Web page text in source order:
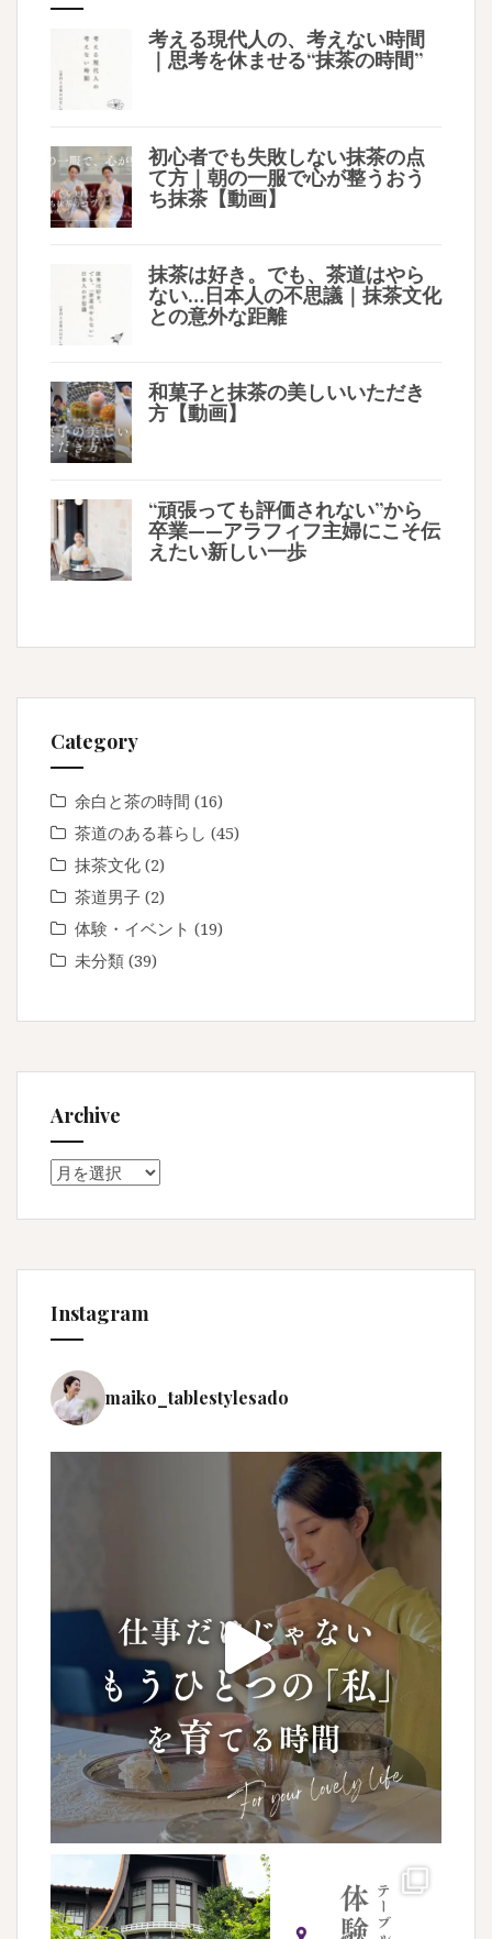
考える現代人の、考えない時間
｜思考を休ませる“抹茶の時間”
初心者でも失敗しない抹茶の点
て方｜朝の一服で心が整うおう
ち抹茶【動画】
抹茶は好き。でも、茶道はやら
ない…日本人の不思議｜抹茶文化
との意外な距離
和菓子と抹茶の美しいいただき
方【動画】
“頑張っても評価されない”から
卒業——アラフィフ主婦にこそ伝
えたい新しい一歩
Category
余白と茶の時間 (16)
茶道のある暮らし (45)
抹茶文化 (2)
茶道男子 (2)
体験・イベント (19)
未分類 (39)
Archive
Archive
Instagram
maiko_tablestylesado